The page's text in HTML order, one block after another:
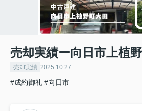
売却実績ー向日市上植
売却実績 2025.10.27
#成約御礼 #向日市